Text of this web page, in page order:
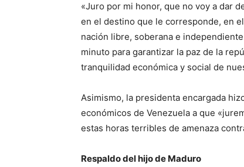
«Juro por mi honor, que no voy a dar
en el destino que le corresponde, en
nación libre, soberana e
minuto para garantizar la paz de la
tranquilidad económica y social de
Asimismo, la presidenta encargada
económicos de Venezuela a que
estas horas terribles de amenaza
Respaldo del hijo de Maduro